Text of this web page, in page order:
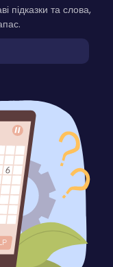
підказки та слова,